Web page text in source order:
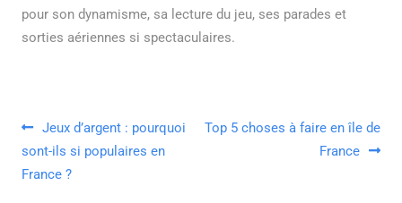
pour son dynamisme, sa lecture du jeu, ses parades et
sorties aériennes si spectaculaires.
Navigation de l’article
Jeux d’argent : pourquoi
sont-ils si populaires en
France ?
Top 5 choses à faire en île de
France